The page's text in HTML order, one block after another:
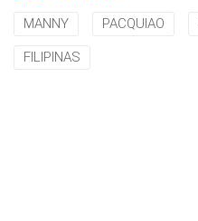
MANNY PACQUIAO
FILIPINAS